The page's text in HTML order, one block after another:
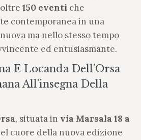
150 eventi che
contemporanea in una
ma nello stesso tempo
ed entusiasmante.
E Locanda Dell’Orsa
All’insegna Della
, situata in via Marsala 18 a
cuore della nuova edizione